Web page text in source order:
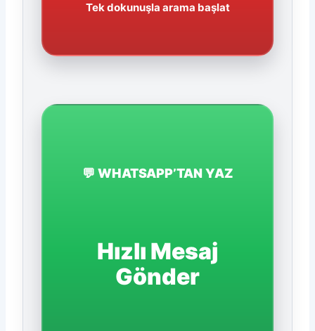
Tek dokunuşla arama başlat
💬 WHATSAPP’TAN YAZ
Hızlı Mesaj
Gönder